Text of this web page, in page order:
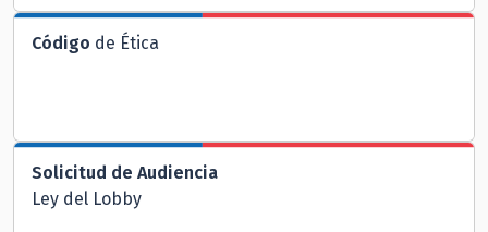
Código de Ética
Solicitud de Audiencia
Ley del Lobby